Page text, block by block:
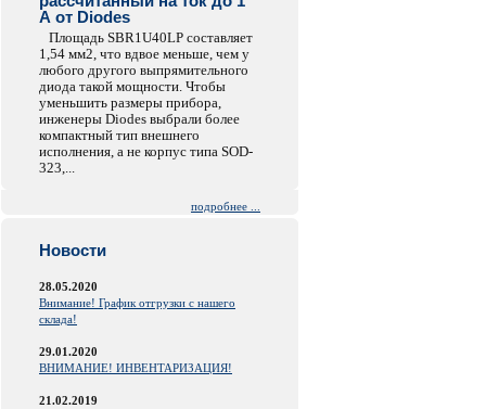
А от Diodes
Площадь SBR1U40LP составляет
1,54 мм2, что вдвое меньше, чем у
любого другого выпрямительного
диода такой мощности. Чтобы
уменьшить размеры прибора,
инженеры Diodes выбрали более
компактный тип внешнего
исполнения, а не корпус типа SOD-
323,...
подробнее ...
Новости
28.05.2020
Внимание! График отгрузки с нашего
склада!
29.01.2020
ВНИМАНИЕ! ИНВЕНТАРИЗАЦИЯ!
21.02.2019